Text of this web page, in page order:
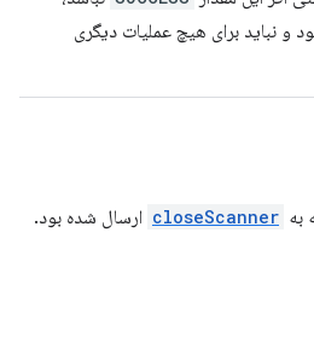
و نباید برای هیچ عملیات دیگری
به closeScanner ارسال شده بود.